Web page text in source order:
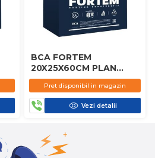
BCA FORTEM
20X25X60CM PLAN
D450
Pret disponibil in magazin
Vezi detalii